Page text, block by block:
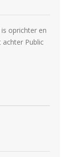
oprichter en
achter Public